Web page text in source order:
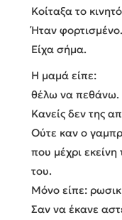
Κοίταξα το
Ήταν φορτισμένο.
Είχα σήμα.
Η μαμά είπε:
θέλω να πεθάνω.
Κανείς δεν της
Ούτε καν ο
που μέχρι
του.
Μόνο είπε:
Σαν να έκανε